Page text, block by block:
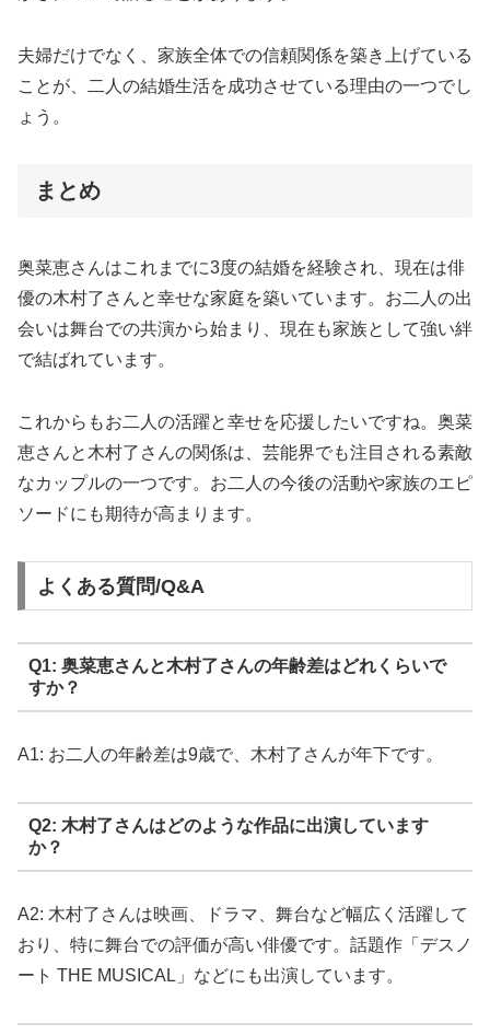
夫婦だけでなく、家族全体での信頼関係を築き上げている
ことが、二人の結婚生活を成功させている理由の一つでし
ょう。
まとめ
奥菜恵さんはこれまでに3度の結婚を経験され、現在は俳
優の木村了さんと幸せな家庭を築いています。お二人の出
会いは舞台での共演から始まり、現在も家族として強い絆
で結ばれています。
これからもお二人の活躍と幸せを応援したいですね。奥菜
恵さんと木村了さんの関係は、芸能界でも注目される素敵
なカップルの一つです。お二人の今後の活動や家族のエピ
ソードにも期待が高まります。
よくある質問/Q&A
Q1: 奥菜恵さんと木村了さんの年齢差はどれくらいで
すか？
A1: お二人の年齢差は9歳で、木村了さんが年下です。
Q2: 木村了さんはどのような作品に出演しています
か？
A2: 木村了さんは映画、ドラマ、舞台など幅広く活躍して
おり、特に舞台での評価が高い俳優です。話題作「デスノ
ート THE MUSICAL」などにも出演しています。